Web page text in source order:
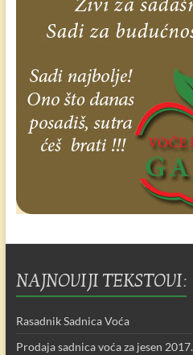
NAJNOVIJI TEKSTOVI:
Rasadnik Sadnica Voća
Prodaja sadnica voća za jesen 2017.